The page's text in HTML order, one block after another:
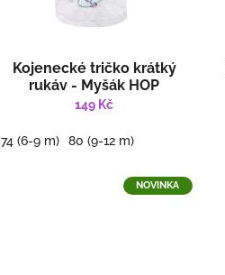
Kojenecké tričko krátký
rukáv - Myšák HOP
149 Kč
74 (6-9 m) 80 (9-12 m)
NOVINKA